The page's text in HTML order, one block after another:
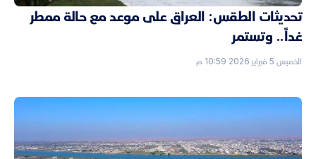
تحديثات الطقس: العراق على موعد مع حالة ممطر
غداً.. وتستمر
الخميس 5 فبراير 2026 10:59 م